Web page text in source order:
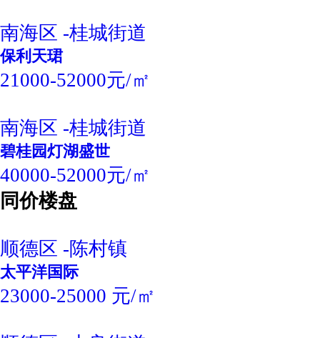
南海区 -桂城街道
保利天珺
21000-52000元/㎡
南海区 -桂城街道
碧桂园灯湖盛世
40000-52000元/㎡
同价楼盘
顺德区 -陈村镇
太平洋国际
23000-25000 元/㎡